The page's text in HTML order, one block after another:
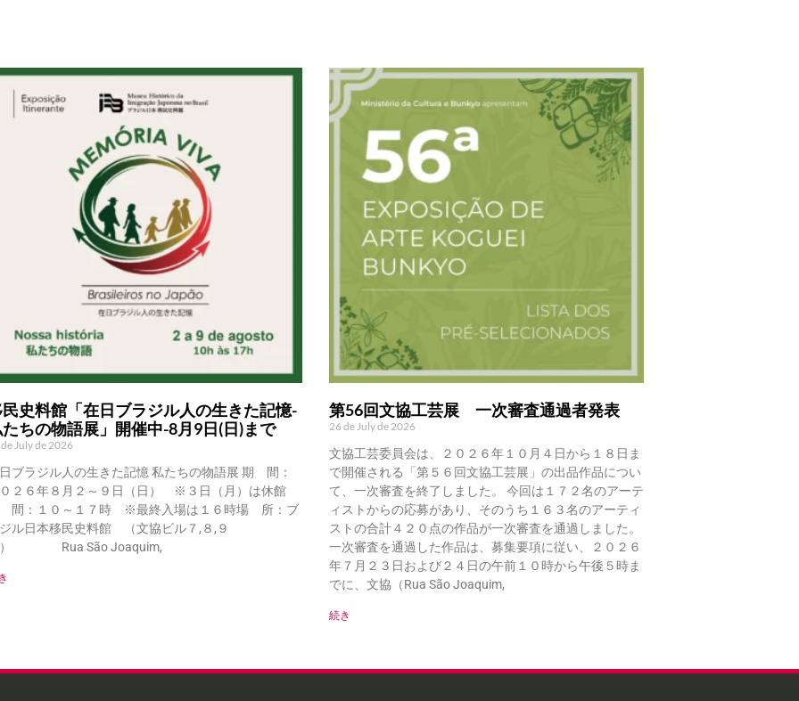
史料館「在日ブラジル人の生きた記憶-
ちの物語展」開催中-8月9日(日)まで
July de 2026
ブラジル人の生きた記憶 私たちの物語展 期 間：
２６年８月２～９日（日） ※３日（月）は休館
間：１０～１７時 ※最終入場は１６時場 所：ブ
ル日本移民史料館 （文協ビル７,８,９
） Rua São Joaquim,
第56回文協工芸展 一次審査通過者発表
26 de July de 2026
文協工芸委員会は、２０２６年１０月４日から１８日ま
で開催される「第５６回文協工芸展」の出品作品につい
て、一次審査を終了しました。 今回は１７２名のアーテ
ィストからの応募があり、そのうち１６３名のアーティ
ストの合計４２０点の作品が一次審査を通過しました。
一次審査を通過した作品は、募集要項に従い、２０２６
年７月２３日および２４日の午前１０時から午後５時ま
でに、文協（Rua São Joaquim,
続き